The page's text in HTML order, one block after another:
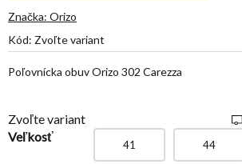
Kód: Zvoľte variant
Zvoľte variant
Veľkosť
41 44
Poľovnícka obuv Orizo 302 Carezza
produktu
5,0
5
Značka: Orizo